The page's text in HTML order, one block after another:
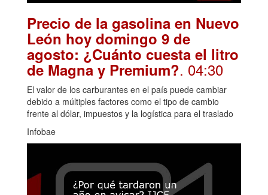
Precio de la gasolina en Nuevo
León hoy domingo 9 de
agosto: ¿Cuánto cuesta el litro
de Magna y Premium?. 04:30
El valor de los carburantes en el país puede cambiar
debido a múltiples factores como el tipo de cambio
frente al dólar, impuestos y la logística para el traslado
Infobae